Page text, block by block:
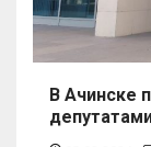
В Ачинске